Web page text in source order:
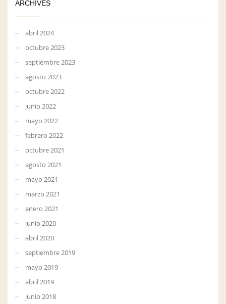
ARCHIVES
abril 2024
octubre 2023
septiembre 2023
agosto 2023
octubre 2022
junio 2022
mayo 2022
febrero 2022
octubre 2021
agosto 2021
mayo 2021
marzo 2021
enero 2021
junio 2020
abril 2020
septiembre 2019
mayo 2019
abril 2019
junio 2018